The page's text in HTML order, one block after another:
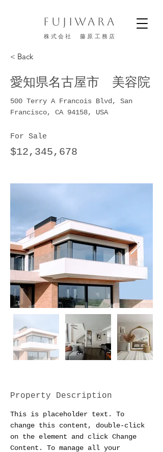
FUJIWARA
株式会社 藤原工務店
< Back
愛知県名古屋市 美容院
500 Terry A Francois Blvd, San
Francisco, CA 94158, USA
For Sale
$12,345,678
Property Description
This is placeholder text. To
change this content, double-click
on the element and click Change
Content. To manage all your